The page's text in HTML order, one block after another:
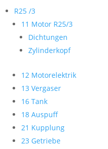
R25 /3
11 Motor R25/3
Dichtungen
Zylinderkopf
12 Motorelektrik
13 Vergaser
16 Tank
18 Auspuff
21 Kupplung
23 Getriebe